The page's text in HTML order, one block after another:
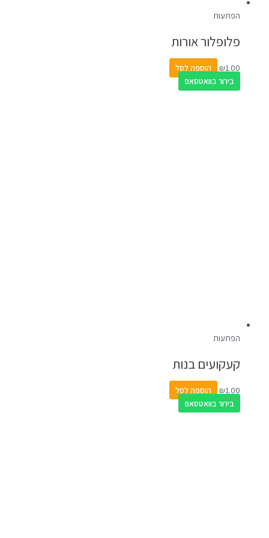
הפתעות
פלופלור אורות
₪1.00
הוספה לסל
בירור בוואטסאפ
הפתעות
קעקועים בנות
₪1.00
הוספה לסל
בירור בוואטסאפ